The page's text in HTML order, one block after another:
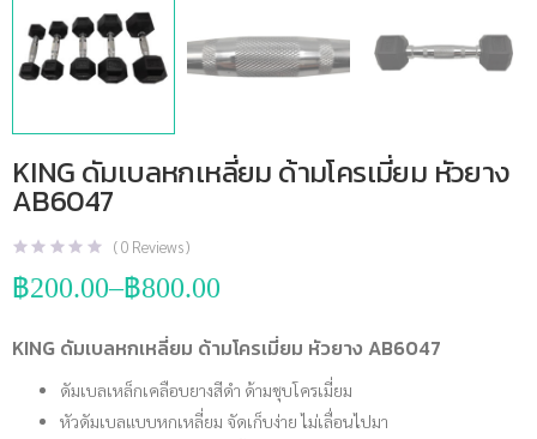
KING ดัมเบลหกเหลี่ยม ด้ามโครเมี่ยม หัวยาง
AB6047
(0 Reviews )
฿200.00–฿800.00
Price
฿200.00
through
KING ดัมเบลหกเหลี่ยม ด้ามโครเมี่ยม หัวยาง AB6047
ดัมเบลเหล็กเคลือบยางสีดำ ด้ามชุบโครเมี่ยม
หัวดัมเบลแบบหกเหลี่ยม จัดเก็บง่าย ไม่เลื่อนไปมา